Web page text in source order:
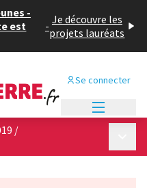
-
est
- Je découvre les
projets lauréats
Se connecter
/